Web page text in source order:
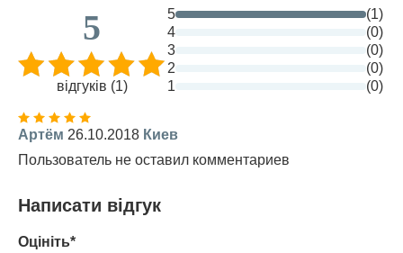
5
відгуків (1)
5
(1)
4
(0)
3
(0)
2
(0)
1
(0)
Артём 26.10.2018 Киев
Пользователь не оставил комментариев
Написати відгук
Оцініть*